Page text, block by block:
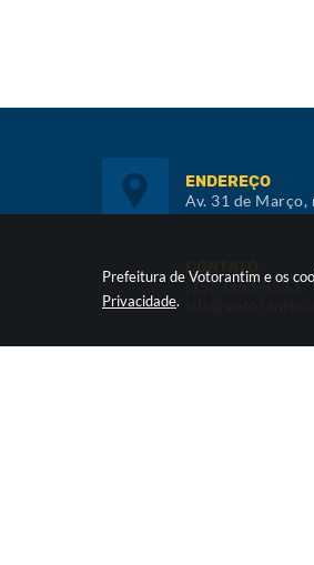
Prefeitura de Votorantim e os
Privacidade.
ENDEREÇO
Av. 31 de Março,
CONTATO
(15) 3353-8533